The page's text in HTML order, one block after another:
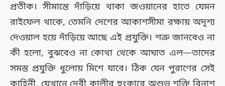
প্রতীক। সীমান্তে দাঁড়িয়ে থাকা জওয়ানের হাতে যেমন
রাইফেল থাকে, তেমনি দেশের আকাশসীমা রক্ষায় অদৃশ্য
দেওয়াল হয়ে দাঁড়িয়ে আছে এই প্রযুক্তি। শত্রু জানবেও না
কী হলো, বুঝবেও না কোথা থেকে আঘাত এল—তাদের
সমস্ত প্রযুক্তি ধুলোয় মিশে যাবে। ঠিক যেন পুরাণের সেই